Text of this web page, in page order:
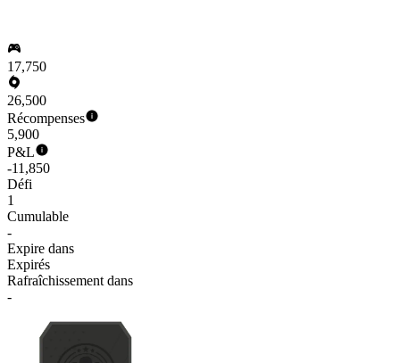
17,750
26,500
Récompenses
5,900
P&L
-11,850
Défi
1
Cumulable
-
Expire dans
Expirés
Rafraîchissement dans
-